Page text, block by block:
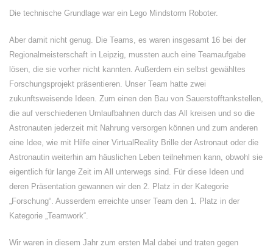
Die technische Grundlage war ein Lego Mindstorm Roboter.
Aber damit nicht genug. Die Teams, es waren insgesamt 16 bei der
Regionalmeisterschaft in Leipzig, mussten auch eine Teamaufgabe
lösen, die sie vorher nicht kannten. Außerdem ein selbst gewähltes
Forschungsprojekt präsentieren. Unser Team hatte zwei
zukunftsweisende Ideen. Zum einen den Bau von Sauerstofftankstellen,
die auf verschiedenen Umlaufbahnen durch das All kreisen und so die
Astronauten jederzeit mit Nahrung versorgen können und zum anderen
eine Idee, wie mit Hilfe einer VirtualReality Brille der Astronaut oder die
Astronautin weiterhin am häuslichen Leben teilnehmen kann, obwohl sie
eigentlich für lange Zeit im All unterwegs sind. Für diese Ideen und
deren Präsentation gewannen wir den 2. Platz in der Kategorie
„Forschung“. Ausserdem erreichte unser Team den 1. Platz in der
Kategorie „Teamwork“.
Wir waren in diesem Jahr zum ersten Mal dabei und traten gegen